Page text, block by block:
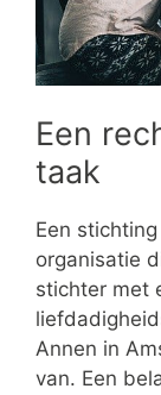
Een
taak
Een
organisatie
stichter met
Annen in
van. Een